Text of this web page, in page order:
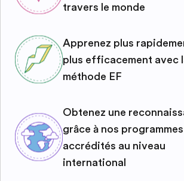
travers le monde
Apprenez plus
plus efficacement avec
méthode EF
Obtenez une
grâce à nos programmes
accrédités au niveau
international